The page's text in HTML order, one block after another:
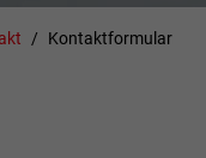
Kontaktformular